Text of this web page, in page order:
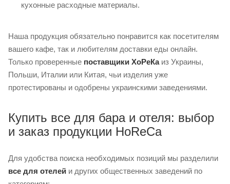
кухонные расходные материалы.
Наша продукция обязательно понравится как посетителям
вашего кафе, так и любителям доставки еды онлайн.
Только проверенные поставщики ХоРеКаиз Украины,
Польши, Италии или Китая, чьи изделия уже
протестированы и одобрены украинскими заведениями.
Купить все для бара и отеля: выбор
и заказ продукции HoReCa
Для удобства поиска необходимых позиций мы разделили
все для отелей и других общественных заведений по